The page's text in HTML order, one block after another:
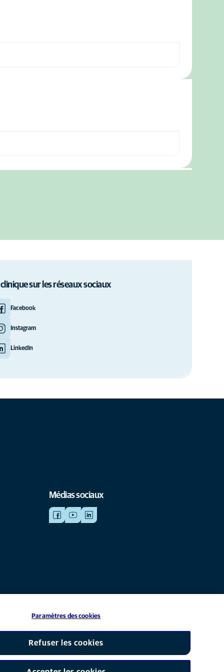
sur les réseaux sociaux
Facebook
Instagram
LinkedIn
Médias sociaux
de Mars, Inc © 2026
Paramètres des cookies
Refuser les cookies